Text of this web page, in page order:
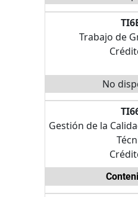
Trabajo de
No
Gestión de la